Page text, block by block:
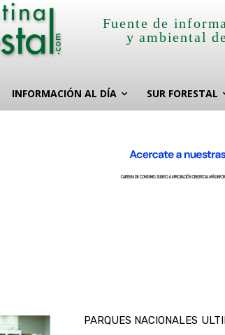
Fuente de
y ambiental
INFORMACIÓN AL DÍA SUR FORESTAL
PARQUES NACIONALES